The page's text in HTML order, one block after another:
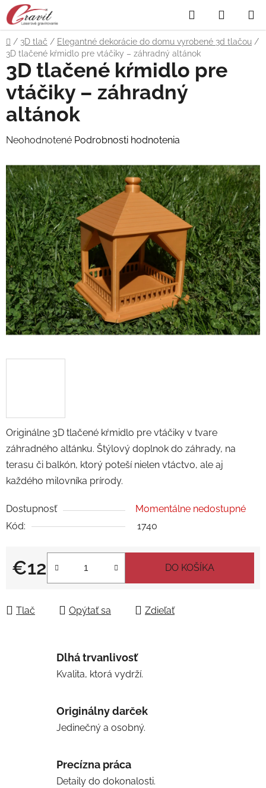
Prejsť
na
obsah
Hľadať
KOŠÍK
Domov
/ 3D tlač / Elegantné dekorácie do domu vyrobené 3d tlačou /
3D tlačené kŕmidlo pre vtáčiky – záhradný altánok
Originálne 3D tlačené kŕmidlo pre vtáčiky v tvare
záhradného altánku. Štýlový doplnok do záhrady, na
terasu či balkón, ktorý poteší nielen vtáctvo, ale aj
každého milovníka prírody.
Dostupnosť
Momentálne nedostupné
Kód:
1740
€12
Jednotková cena:
DO KOŠÍKA
Tlač Opýtať sa Zdieľať
3D tlačené kŕmidlo pre
vtáčiky – záhradný
altánok
Priemerné
produktu
je
0,0
z
5
hviezdičiek.
Neohodnotené Podrobnosti hodnotenia
Dlhá trvanlivosť
Kvalita, ktorá vydrží.
Originálny darček
Jedinečný a osobný.
Precízna práca
Detaily do dokonalosti.